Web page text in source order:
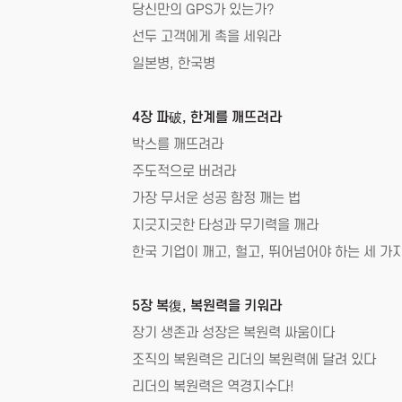
당신만의 GPS가 있는가?
선두 고객에게 촉을 세워라
일본병, 한국병
4장 파破, 한계를 깨뜨려라
박스를 깨뜨려라
주도적으로 버려라
가장 무서운 성공 함정 깨는 법
지긋지긋한 타성과 무기력을 깨라
한국 기업이 깨고, 헐고, 뛰어넘어야 하는 세 가
5장 복復, 복원력을 키워라
장기 생존과 성장은 복원력 싸움이다
조직의 복원력은 리더의 복원력에 달려 있다
리더의 복원력은 역경지수다!